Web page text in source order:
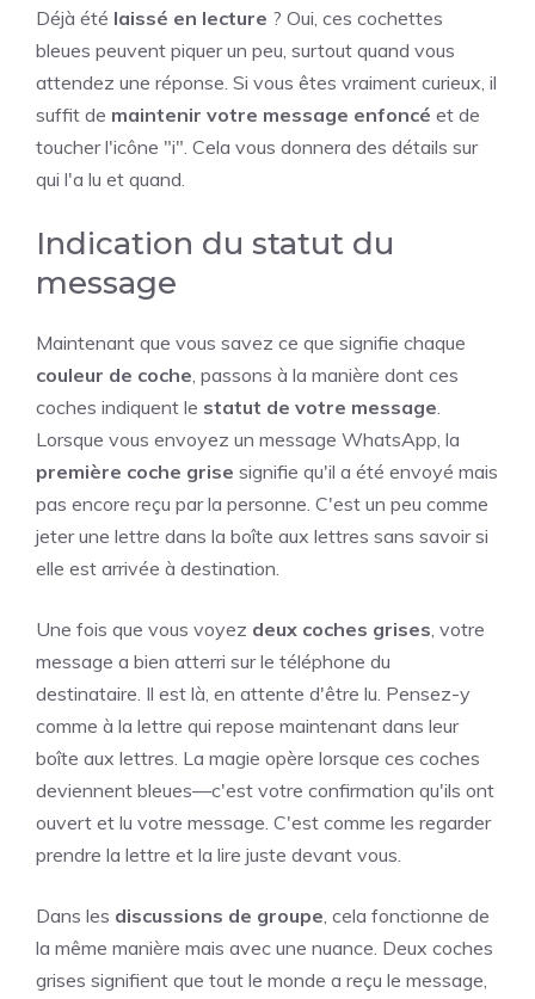
Déjà été laissé en lecture ? Oui, ces cochettes
bleues peuvent piquer un peu, surtout quand vous
attendez une réponse. Si vous êtes vraiment curieux, il
suffit de maintenir votre message enfoncé et de
toucher l'icône "i". Cela vous donnera des détails sur
qui l'a lu et quand.
Indication du statut du
message
Maintenant que vous savez ce que signifie chaque
couleur de coche, passons à la manière dont ces
coches indiquent le statut de votre message.
Lorsque vous envoyez un message WhatsApp, la
première coche grise signifie qu'il a été envoyé mais
pas encore reçu par la personne. C'est un peu comme
jeter une lettre dans la boîte aux lettres sans savoir si
elle est arrivée à destination.
Une fois que vous voyez deux coches grises, votre
message a bien atterri sur le téléphone du
destinataire. Il est là, en attente d'être lu. Pensez-y
comme à la lettre qui repose maintenant dans leur
boîte aux lettres. La magie opère lorsque ces coches
deviennent bleues—c'est votre confirmation qu'ils ont
ouvert et lu votre message. C'est comme les regarder
prendre la lettre et la lire juste devant vous.
Dans les discussions de groupe, cela fonctionne de
la même manière mais avec une nuance. Deux coches
grises signifient que tout le monde a reçu le message,